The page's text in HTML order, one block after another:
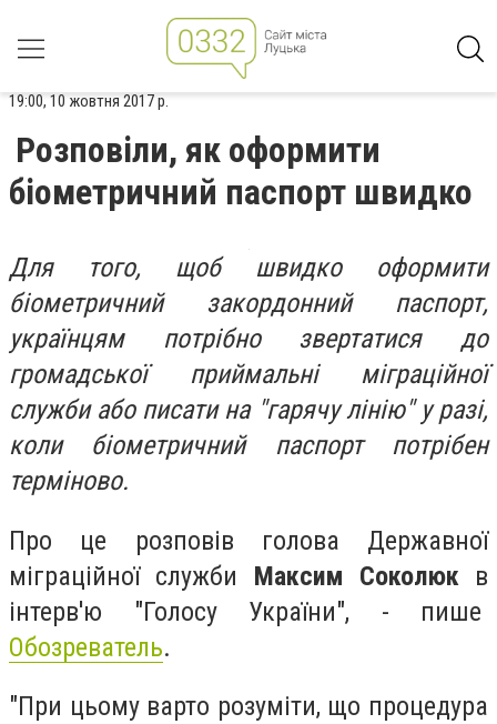
19:00, 10 жовтня 2017 р.
Розповіли, як оформити
біометричний паспорт швидко
Для того, щоб швидко оформити
біометричний закордонний паспорт,
українцям потрібно звертатися до
громадської приймальні міграційної
служби або писати на "гарячу лінію" у разі,
коли біометричний паспорт потрібен
терміново.
Про це розповів голова Державної
міграційної служби Максим Соколюк в
інтерв'ю "Голосу України", - пише
Обозреватель.
"При цьому варто розуміти, що процедура